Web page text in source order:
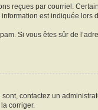
reçues par courriel.
est indiquée lors
Si vous êtes sûr de
contactez un
corriger.